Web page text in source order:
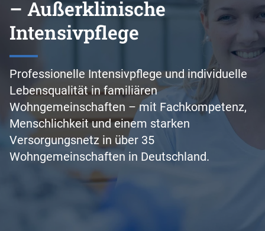
– Außerklinische
Intensivpflege
Professionelle Intensivpflege und individuelle
Lebensqualität in familiären
Wohngemeinschaften – mit Fachkompetenz,
Menschlichkeit und einem starken
Versorgungsnetz in über 35
Wohngemeinschaften in Deutschland.